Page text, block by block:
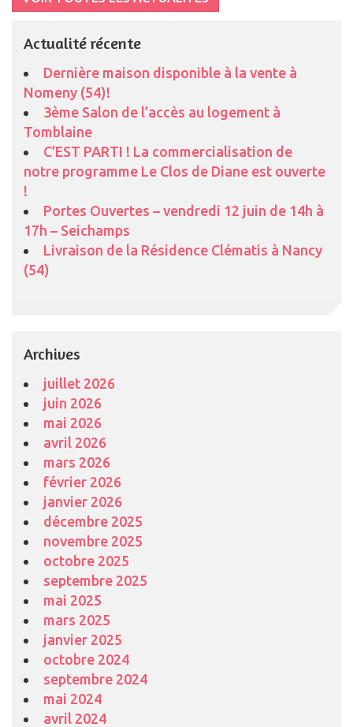
Actualité récente
Dernière maison disponible à la vente à
Nomeny (54)!
3ème Salon de l’accès au logement à
Tomblaine
C’EST PARTI ! La commercialisation de
notre programme Le Clos de Diane est ouverte
!
Portes Ouvertes – vendredi 12 juin de 14h à
17h – Seichamps
Livraison de la Résidence Clématis à Nancy
(54)
Archives
juillet 2026
juin 2026
mai 2026
avril 2026
mars 2026
février 2026
janvier 2026
décembre 2025
novembre 2025
octobre 2025
septembre 2025
mai 2025
mars 2025
janvier 2025
octobre 2024
septembre 2024
mai 2024
avril 2024